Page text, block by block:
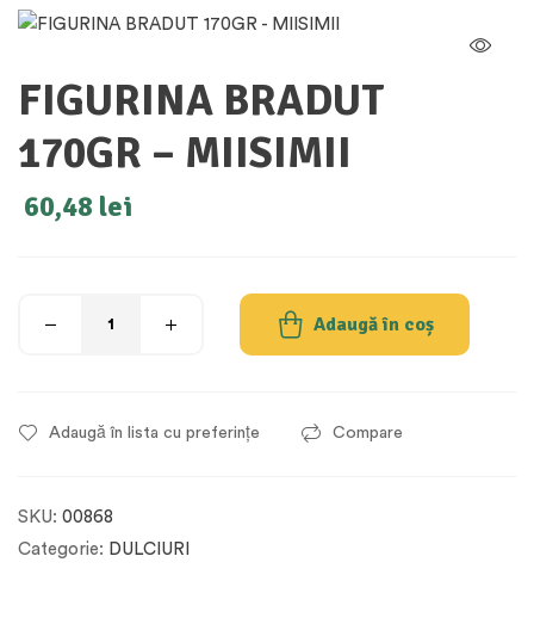
FIGURINA BRADUT
170GR – MIISIMII
60,48 lei
Adaugă în coș
Adaugă în lista cu preferințe Compare
SKU: 00868
Categorie: DULCIURI